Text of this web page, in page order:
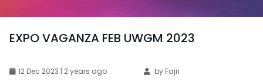
Kenapa UWGM? Info Pendaftaran
EXPO VAGANZA FEB UWGM 2023
12 Dec 2023 | 2 years ago by Fajri